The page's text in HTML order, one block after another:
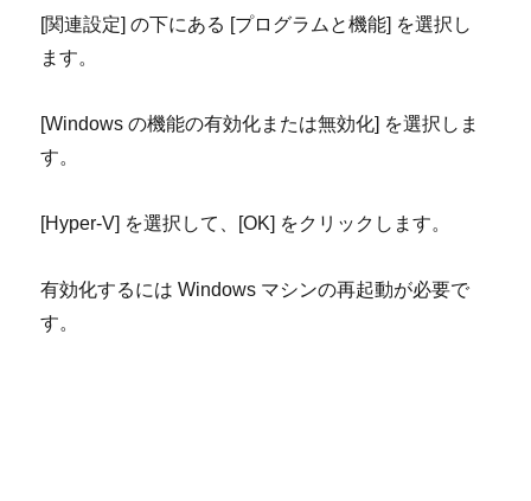
[関連設定]の下にある [プログラムと機能] を選択し
ます。
[Windowsの機能の有効化または無効化] を選択しま
す。
[Hyper-V] を選択して、 [OK] をクリックします。
有効化するには Windows マシンの再起動が必要で
す。